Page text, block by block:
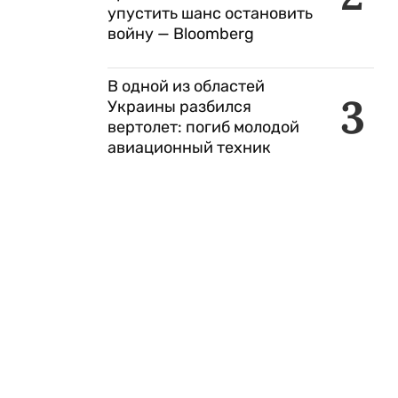
упустить шанс остановить
войну — Bloomberg
3
В одной из областей
Украины разбился
вертолет: погиб молодой
авиационный техник